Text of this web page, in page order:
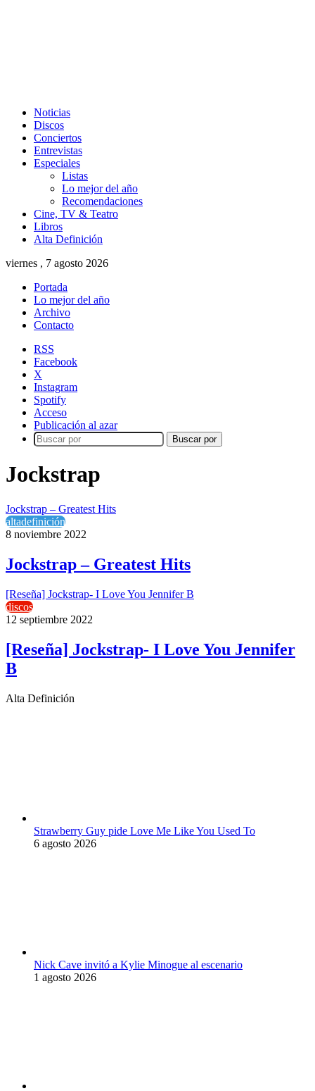
Noticias
Discos
Conciertos
Entrevistas
Especiales
Listas
Lo mejor del año
Recomendaciones
Cine, TV & Teatro
Libros
Alta Definición
viernes , 7 agosto 2026
Portada
Lo mejor del año
Archivo
Contacto
RSS
Facebook
X
Instagram
Spotify
Acceso
Publicación al azar
Buscar por
Jockstrap
Jockstrap – Greatest Hits
altadefinición
8 noviembre 2022
Jockstrap – Greatest Hits
[Reseña] Jockstrap- I Love You Jennifer B
discos
12 septiembre 2022
[Reseña] Jockstrap- I Love You Jennifer
B
Alta Definición
Strawberry Guy pide Love Me Like You Used To
6 agosto 2026
Nick Cave invitó a Kylie Minogue al escenario
1 agosto 2026